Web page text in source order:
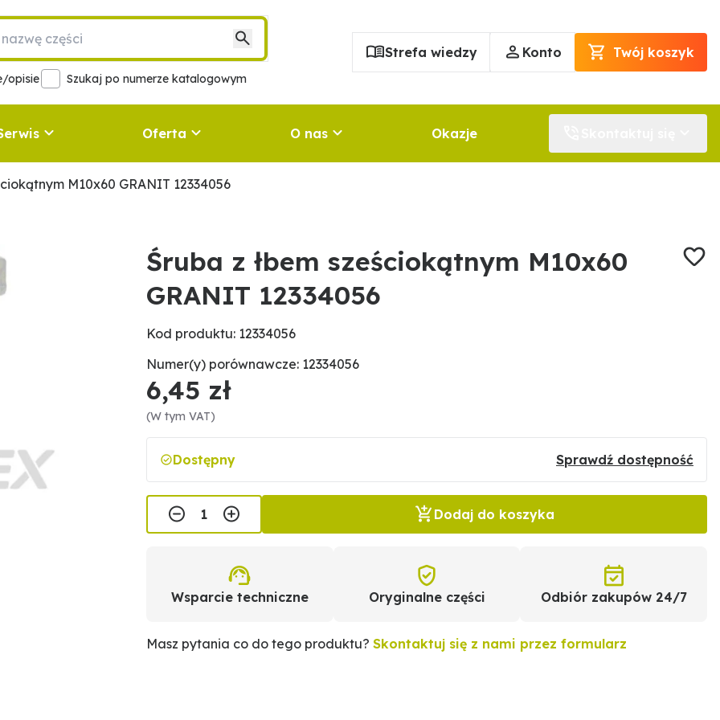
opisie Szukaj po numerze katalogowym
Strefa wiedzy Konto Twój koszyk
Oferta O nas Okazje
M10x60 GRANIT 12334056
Śruba z łbem sześciokątnym M10x60
GRANIT 12334056
Kod produktu: 12334056
Numer(y) porównawcze: 12334056
6,45 zł
(W tym VAT)
Dostępny Sprawdź dostępność
Dodaj do koszyka
Wsparcie techniczne Oryginalne części Odbiór zakupów 24/7
Masz pytania co do tego produktu?Skontaktuj się z nami przez formularz